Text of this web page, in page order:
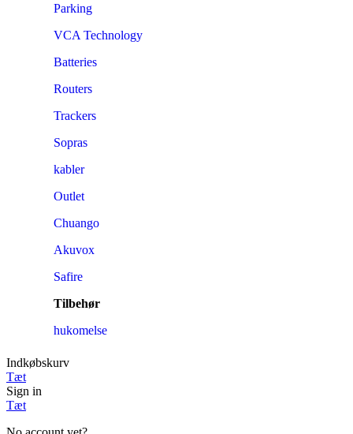
Parking
VCA Technology
Batteries
Routers
Trackers
Sopras
kabler
Outlet
Chuango
Akuvox
Safire
Tilbehør
hukomelse
Indkøbskurv
Tæt
Sign in
Tæt